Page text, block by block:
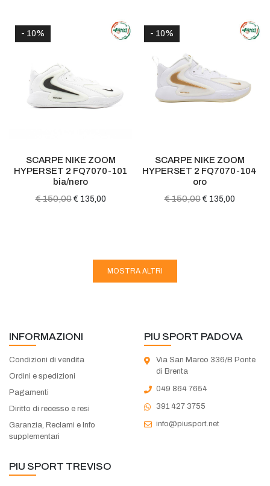
- 10%
SCARPE NIKE ZOOM
HYPERSET 2 FQ7070-101
bia/nero
€ 150,00 € 135,00
- 10%
SCARPE NIKE ZOOM
HYPERSET 2 FQ7070-104
oro
€ 150,00 € 135,00
MOSTRA ALTRI
INFORMAZIONI
Condizioni di vendita
Ordini e spedizioni
Pagamenti
Diritto di recesso e resi
Garanzia, Reclami e Info
supplementari
PIU SPORT PADOVA
Via San Marco 336/B Ponte
di Brenta
049 864 7654
391 427 3755
info@piusport.net
PIU SPORT TREVISO